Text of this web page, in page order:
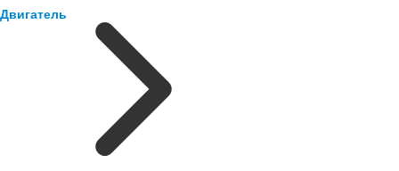
Двигатель